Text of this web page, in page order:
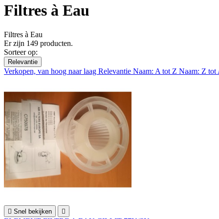
Filtres à Eau
Filtres à Eau
Er zijn 149 producten.
Sorteer op:
Relevantie
Verkopen, van hoog naar laag Relevantie Naam: A tot Z Naam: Z tot
 Snel bekijken 